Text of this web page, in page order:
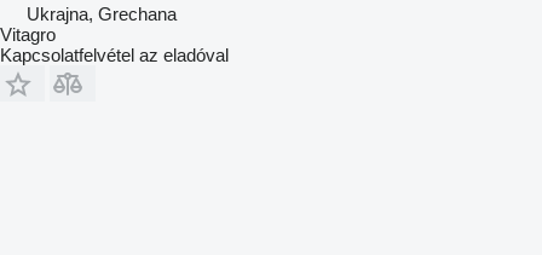
Ukrajna, Grechana
Vitagro
Kapcsolatfelvétel az eladóval